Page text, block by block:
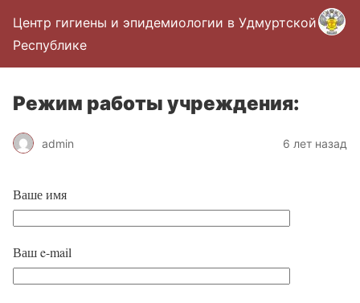
Центр гигиены и эпидемиологии в Удмуртской
Республике
Режим работы учреждения:
admin 6 лет назад
Ваше имя
Ваш e-mail